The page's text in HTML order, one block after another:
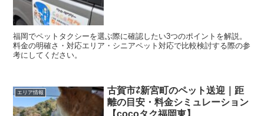
福岡でペットタクシーを選ぶ際に確認したい3つのポイントを解説。
料金の明確さ・対応エリア・シニアペット対応で比較検討する際の参
考にしてください。
エリア情報
古賀市⇄新宮町のペット送迎｜距
離の目安・料金シミュレーション